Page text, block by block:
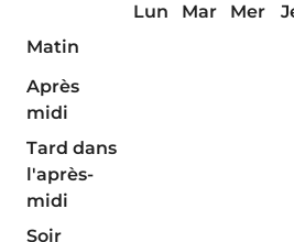
Lun Mar Mer
Matin
Après
midi
Tard dans
l'après-
midi
Soir